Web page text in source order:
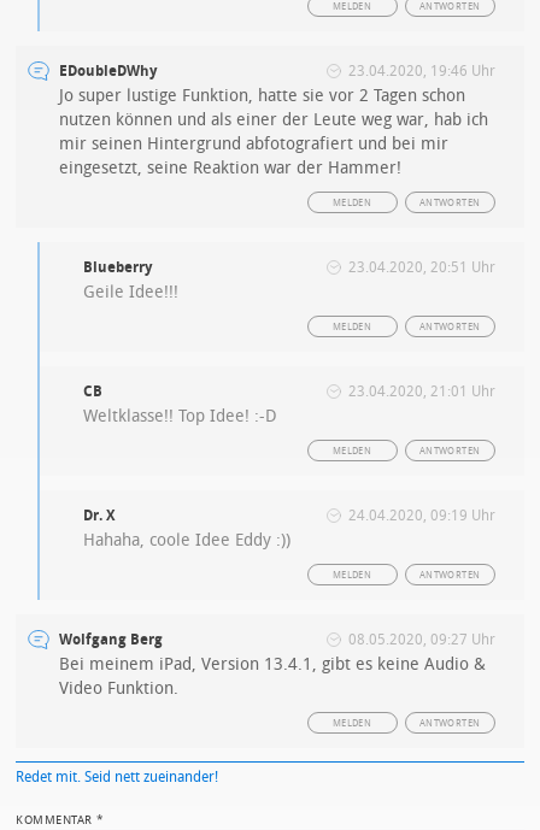
ANTWORTEN
MELDEN
EDoubleDWhy 23.04.2020, 19:46 Uhr
Jo super lustige Funktion, hatte sie vor 2 Tagen schon
nutzen können und als einer der Leute weg war, hab ich
mir seinen Hintergrund abfotografiert und bei mir
eingesetzt, seine Reaktion war der Hammer!
ANTWORTEN
MELDEN
Blueberry 23.04.2020, 20:51 Uhr
Geile Idee!!!
ANTWORTEN
MELDEN
CB 23.04.2020, 21:01 Uhr
Weltklasse!! Top Idee! :-D
ANTWORTEN
MELDEN
Dr. X 24.04.2020, 09:19 Uhr
Hahaha, coole Idee Eddy :))
ANTWORTEN
MELDEN
Wolfgang Berg 08.05.2020, 09:27 Uhr
Bei meinem iPad, Version 13.4.1, gibt es keine Audio &
Video Funktion.
ANTWORTEN
MELDEN
Redet mit. Seid nett zueinander!
KOMMENTAR*